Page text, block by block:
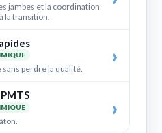
jambes et la coordination
la transition.
perdre la qualité.